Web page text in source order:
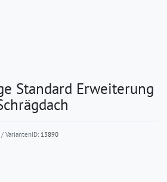
Standard Erweiterung
/ VariantenID: 13890